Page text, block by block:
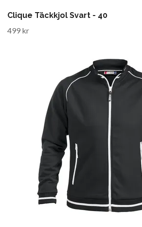
Clique Täckkjol Svart - 40
499 kr